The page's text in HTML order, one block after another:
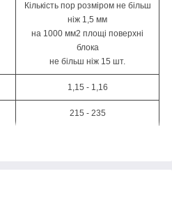
Кількість пор розміром не більш
ніж 1,5 мм
на 1000 мм2 площі поверхні
блока
не більш ніж 15 шт.
1,15 - 1,16
215 - 235